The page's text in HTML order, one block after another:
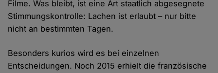
Filme. Was bleibt, ist eine Art staatlich abgesegnete
Stimmungskontrolle: Lachen ist erlaubt – nur bitte
nicht an bestimmten Tagen.
Besonders kurios wird es bei einzelnen
Entscheidungen. Noch 2015 erhielt die französische